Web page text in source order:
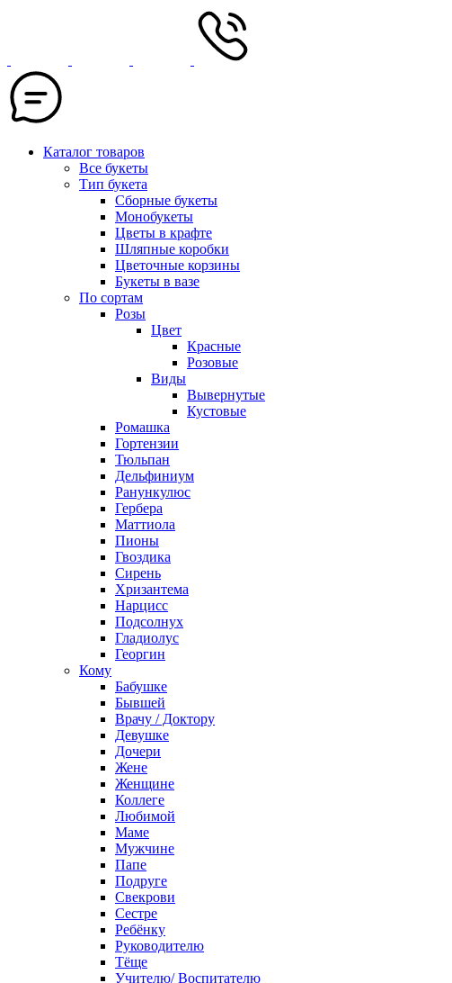
Каталог товаров
Все букеты
Тип букета
Сборные букеты
Монобукеты
Цветы в крафте
Шляпные коробки
Цветочные корзины
Букеты в вазе
По сортам
Розы
Цвет
Красные
Розовые
Виды
Вывернутые
Кустовые
Ромашка
Гортензии
Тюльпан
Дельфиниум
Ранункулюс
Гербера
Маттиола
Пионы
Гвоздика
Сирень
Хризантема
Нарцисс
Подсолнух
Гладиолус
Георгин
Кому
Бабушке
Бывшей
Врачу / Доктору
Девушке
Дочери
Жене
Женщине
Коллеге
Любимой
Маме
Мужчине
Папе
Подруге
Свекрови
Сестре
Ребёнку
Руководителю
Тёще
Учителю/ Воспитателю